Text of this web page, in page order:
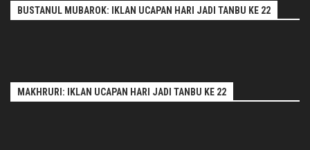
BUSTANUL MUBAROK: IKLAN UCAPAN HARI JADI TANBU KE 22
MAKHRURI: IKLAN UCAPAN HARI JADI TANBU KE 22